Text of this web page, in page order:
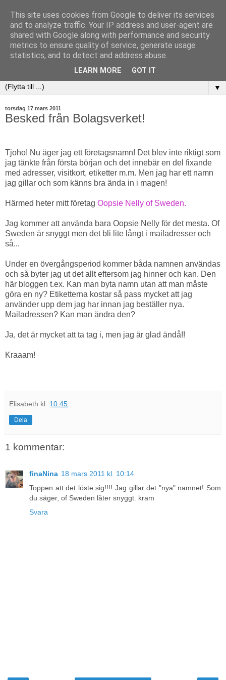
▼
torsdag 17 mars 2011
Besked från Bolagsverket!
Tjoho! Nu äger jag ett företagsnamn! Det blev inte riktigt som
jag tänkte från första början och det innebär en del fixande
med adresser, visitkort, etiketter m.m. Men jag har ett namn
jag gillar och som känns bra ända in i magen!
Härmed heter mitt företag Oopsie Nelly of Sweden.
Jag kommer att använda bara Oopsie Nelly för det mesta. Of
Sweden är snyggt men det bli lite långt i mailadresser och
så...
Under en övergångsperiod kommer båda namnen användas
och så byter jag ut det allt eftersom jag hinner och kan. Den
här bloggen t.ex. Kan man byta namn utan att man måste
göra en ny? Etiketterna kostar så pass mycket att jag
använder upp dem jag har innan jag beställer nya.
Mailadressen? Kan man ändra den?
Ja, det är mycket att ta tag i, men jag är glad ändå!!
Kraaam!
Elisabeth kl. 10:45
Dela
1 kommentar:
finaNina 18 mars 2011 kl. 10:14
Toppen att det löste sig!!!! Jag gillar det "nya" namnet! Som
du säger, of Sweden låter snyggt. kram
Svara
This site uses cookies from Google to deliver its services
and to analyze traffic. Your IP address and user-agent are
shared with Google along with performance and security
metrics to ensure quality of service, generate usage
statistics, and to detect and address abuse.
LEARN MORE GOT IT